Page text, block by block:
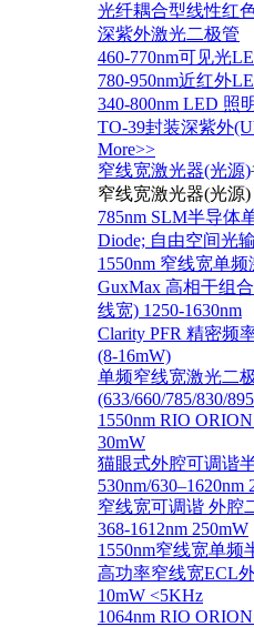
光纤耦合型线性红
深紫外激光二极管
460-770nm可见光
780-950nm近红外
340-800nm LED 照
TO-39封装深紫外
More>>
窄线宽激光器(光源)
窄线宽激光器(光源)
785nm SLM半导体
Diode; 自由空间光
1550nm 窄线宽单
GuxMax 高相干组
线宽) 1250-1630nm
Clarity PFR 精密频
(8-16mW)
单频窄线宽激光二
(633/660/785/830/
1550nm RIO
30mW
猫眼式外腔可调谐
530nm/630–1620nm
窄线宽可调谐 外腔
368-1612nm 250mW
1550nm窄线宽单频
高功率窄线宽ECL
10mW <5KHz
1064nm RIO